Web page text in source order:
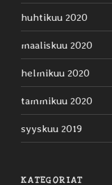
huhtikuu 2020
maaliskuu 2020
helmikuu 2020
tammikuu 2020
syyskuu 2019
KATEGORIAT